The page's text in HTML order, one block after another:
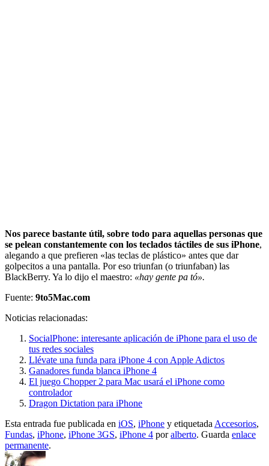
Nos parece bastante útil, sobre todo para aquellas personas que
se pelean constantemente con los teclados táctiles de sus iPhone,
alegando a que prefieren «las teclas de plástico» antes que dar
golpecitos a una pantalla. Por eso triunfan (o triunfaban) las
BlackBerry. Ya lo dijo el maestro: «hay gente pa tó».
Fuente: 9to5Mac.com
Noticias relacionadas:
SocialPhone: interesante aplicación de iPhone para el uso de
tus redes sociales
Llévate una funda para iPhone 4 con Apple Adictos
Ganadores funda blanca iPhone 4
El juego Chopper 2 para Mac usará el iPhone como
controlador
Dragon Dictation para iPhone
Esta entrada fue publicada en iOS, iPhone y etiquetada Accesorios,
Fundas, iPhone, iPhone 3GS, iPhone 4 poralberto. Guarda enlace
permanente.